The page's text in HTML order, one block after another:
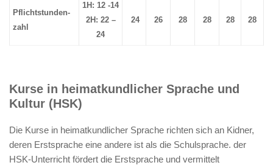
Pflichtstunden-
zahl
1H: 12 -14
2H: 22 –
24
24 26 28 28 28 28
Kurse in heimatkundlicher Sprache und
Kultur (HSK)
Die Kurse in heimatkundlicher Sprache richten sich an Kidner,
deren Erstsprache eine andere ist als die Schulsprache. der
HSK-Unterricht fördert die Erstsprache und vermittelt